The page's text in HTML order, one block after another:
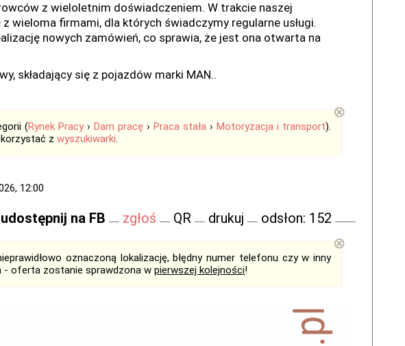
z wieloletnim doświadczeniem. W trakcie naszej
wieloma firmami, dla których świadczymy regularne usługi.
nowych zamówień, co sprawia, że jest ona otwarta na
składający się z pojazdów marki MAN..
(Rynek Pracy › Dam pracę › Praca stała › Motoryzacja i transport).
z wyszukiwarki.
⊗
12:00
udostępnij na FB zgłoś QR drukuj odsłon: 152
oznaczoną lokalizację, błędny numer telefonu czy w inny
- oferta zostanie sprawdzona w pierwszej kolejności!
⊗